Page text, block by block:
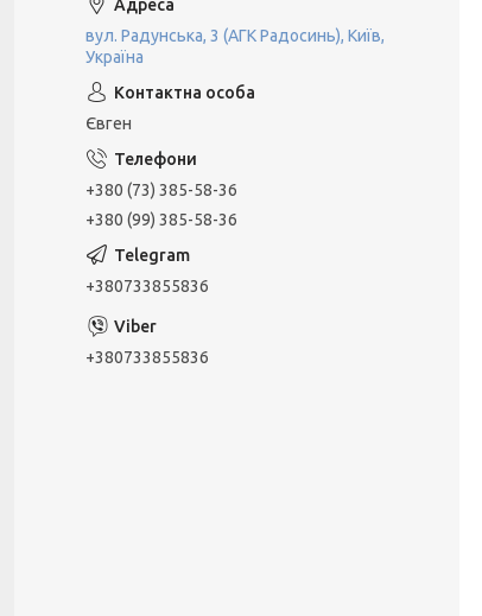
вул. Радунська, 3 (АГК Радосинь), Київ,
Україна
Євген
+380 (73) 385-58-36
+380 (99) 385-58-36
+380733855836
+380733855836